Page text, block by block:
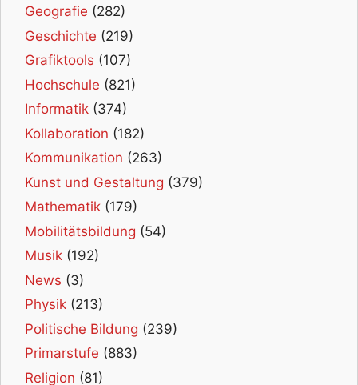
Geografie (282)
Geschichte (219)
Grafiktools (107)
Hochschule (821)
Informatik (374)
Kollaboration (182)
Kommunikation (263)
Kunst und Gestaltung (379)
Mathematik (179)
Mobilitätsbildung (54)
Musik (192)
News (3)
Physik (213)
Politische Bildung (239)
Primarstufe (883)
Religion (81)